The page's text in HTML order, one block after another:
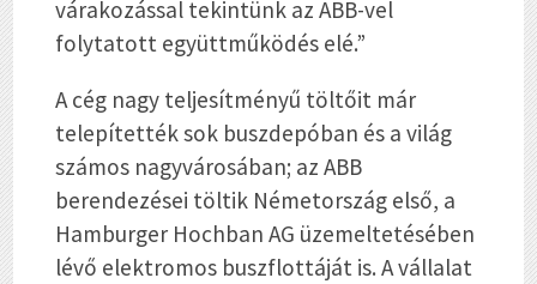
várakozással tekintünk az ABB-vel
folytatott együttműködés elé.”
A cég nagy teljesítményű töltőit már
telepítették sok buszdepóban és a világ
számos nagyvárosában; az ABB
berendezései töltik Németország első, a
Hamburger Hochban AG üzemeltetésében
lévő elektromos buszflottáját is. A vállalat